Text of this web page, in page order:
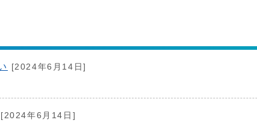
[2024年6月14日]
[2024年6月14日]